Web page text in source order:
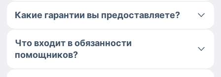
Какие гарантии вы предоставляете?
Что входит в обязанности
помощников?